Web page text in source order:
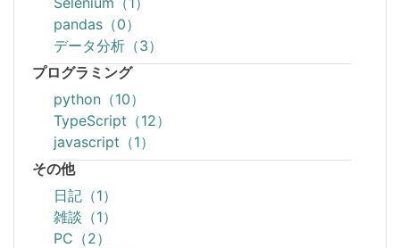
pandas（0）
データ分析（3）
プログラミング
python（10）
TypeScript（12）
javascript（1）
その他
日記（1）
雑談（1）
PC（2）